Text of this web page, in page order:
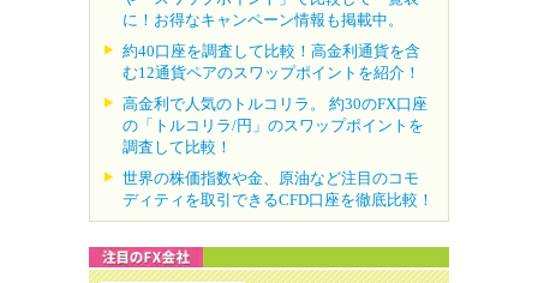
に！お得なキャンペーン情報も掲載中。
約40口座を調査して比較！高金利通貨を含
む12通貨ペアのスワップポイントを紹介！
高金利で人気のトルコリラ。 約30のFX口座
の「トルコリラ/円」のスワップポイントを
調査して比較！
世界の株価指数や金、原油など注目のコモ
ディティを取引できるCFD口座を徹底比較！